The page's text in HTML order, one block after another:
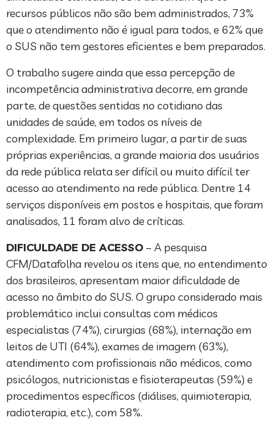
recursos públicos não são bem administrados, 73%
que o atendimento não é igual para todos, e 62% que
o SUS não tem gestores eficientes e bem preparados.
O trabalho sugere ainda que essa percepção de
incompetência administrativa decorre, em grande
parte, de questões sentidas no cotidiano das
unidades de saúde, em todos os níveis de
complexidade. Em primeiro lugar, a partir de suas
próprias experiências, a grande maioria dos usuários
da rede pública relata ser difícil ou muito difícil ter
acesso ao atendimento na rede pública. Dentre 14
serviços disponíveis em postos e hospitais, que foram
analisados, 11 foram alvo de críticas.
DIFICULDADE DE ACESSO – A pesquisa
CFM/Datafolha revelou os itens que, no entendimento
dos brasileiros, apresentam maior dificuldade de
acesso no âmbito do SUS. O grupo considerado mais
problemático inclui consultas com médicos
especialistas (74%), cirurgias (68%), internação em
leitos de UTI (64%), exames de imagem (63%),
atendimento com profissionais não médicos, como
psicólogos, nutricionistas e fisioterapeutas (59%) e
procedimentos específicos (diálises, quimioterapia,
radioterapia, etc.), com 58%.